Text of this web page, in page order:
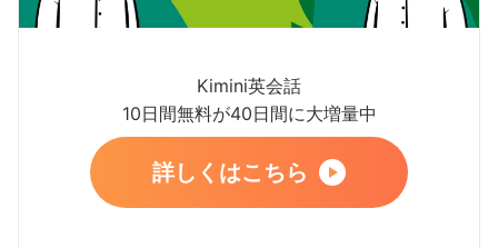
Kimini英会話
10日間無料が40日間に大増量中
詳しくはこちら